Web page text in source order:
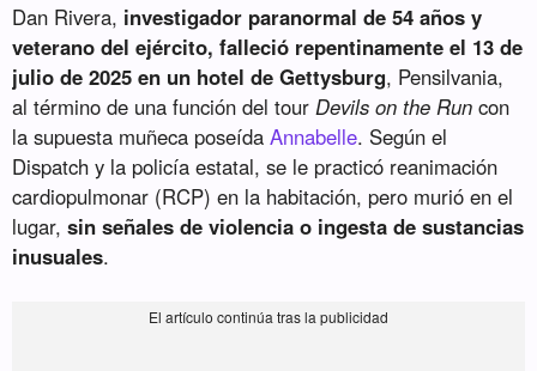
Dan Rivera, investigador paranormal de 54 años y
veterano del ejército, falleció repentinamente el 13 de
julio de 2025 en un hotel de Gettysburg, Pensilvania,
al término de una función del tour Devils on the Run con
la supuesta muñeca poseídaAnnabelle. Según el
Dispatch y la policía estatal, se le practicó reanimación
cardiopulmonar (RCP) en la habitación, pero murió en el
lugar, sin señales de violencia o ingesta de sustancias
inusuales.